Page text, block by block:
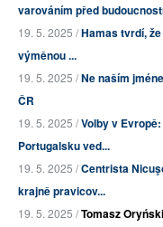
varováním před
19. 5. 2025 /Hamas tvrdí,
výměnou ...
19. 5. 2025 /Ne naším
ČR
19. 5. 2025 /Volby v
Portugalsku ved...
19. 5. 2025 /Centrista
krajně pravicov...
19. 5. 2025 /Tomasz Oryński